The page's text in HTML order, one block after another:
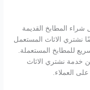
المطابخ القديمة
الاثاث المستعمل
للمطابخ المستعملة.
خدمة نشتري الاثاث
العملاء.